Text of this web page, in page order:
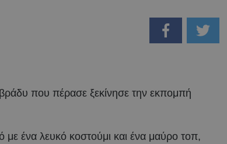
βράδυ που πέρασε ξεκίνησε την εκπομπή
με ένα λευκό κοστούμι και ένα μαύρο τοπ,